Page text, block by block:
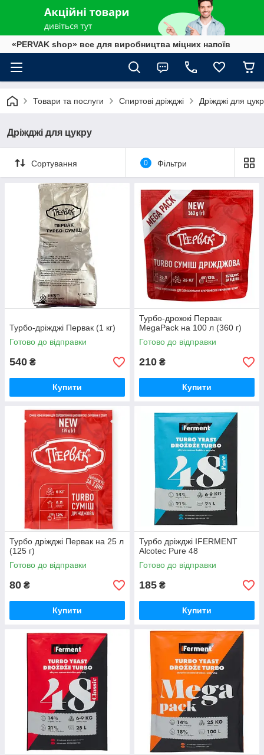
«PERVAK shop» все для виробництва міцних напоїв
Товари та послуги Спиртові дріжджі Дріжджі для
Дріжджі для цукру
Сортування 0 Фільтри
Турбо-дріжджі Первак (1 кг)
Готово до відправки
540 ₴
Купити
Турбо-дрожжі Первак
MegaPack на 100 л (360 г)
Готово до відправки
210 ₴
Купити
Турбо дріжджі Первак на 25 л
(125 г)
Готово до відправки
80 ₴
Купити
Турбо дріжджі IFERMENT
Alcotec Pure 48
Готово до відправки
185 ₴
Купити